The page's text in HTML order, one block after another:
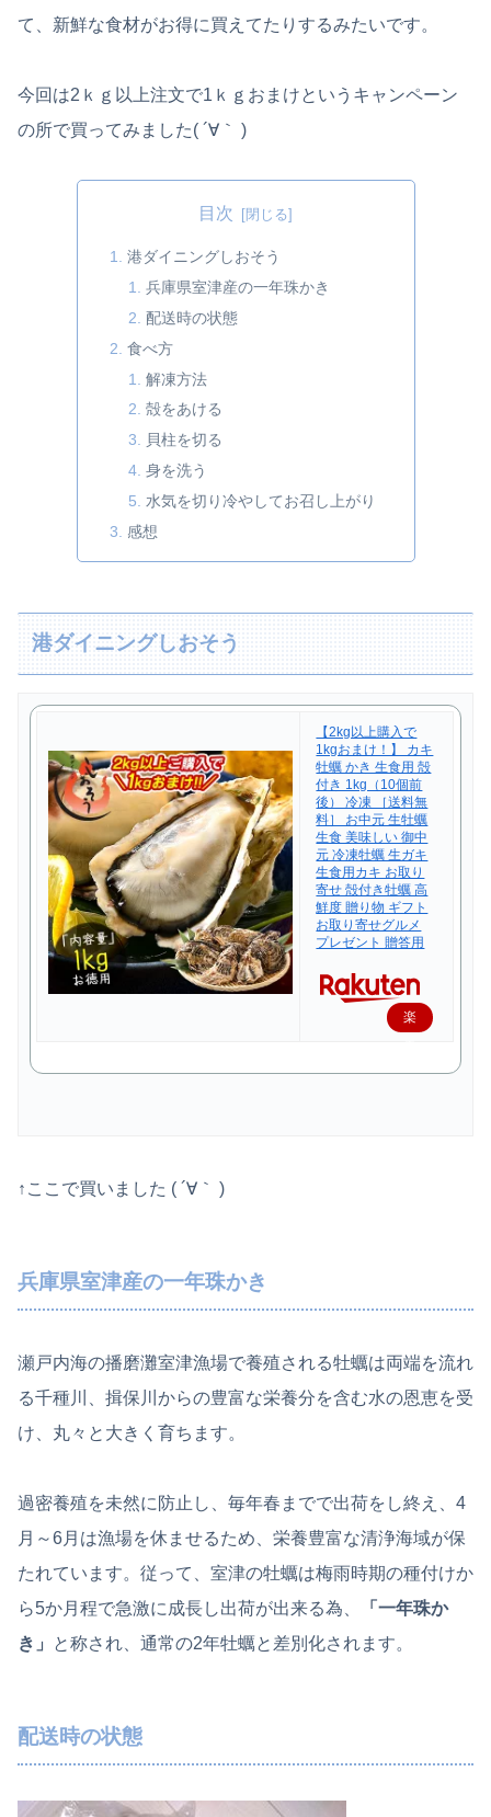
て、新鮮な食材がお得に買えてたりするみたいです。
今回は2ｋｇ以上注文で1ｋｇおまけというキャンペーン
の所で買ってみました( ´∀｀ )
目次
港ダイニングしおそう
兵庫県室津産の一年珠かき
配送時の状態
食べ方
解凍方法
殻をあける
貝柱を切る
身を洗う
水気を切り冷やしてお召し上がり
感想
港ダイニングしおそう
【2kg以上購入で
1kgおまけ！】 カキ
牡蠣 かき 生食用 殻
付き 1kg（10個前
後） 冷凍 ［送料無
料］ お中元 生牡蠣
生食 美味しい 御中
元 冷凍牡蠣 生ガキ
生食用カキ お取り
寄せ 殻付き牡蠣 高
鮮度 贈り物 ギフト
お取り寄せグルメ
プレゼント 贈答用
楽
で
↑ここで買いました ( ´∀｀ )
兵庫県室津産の一年珠かき
瀬戸内海の播磨灘室津漁場で養殖される牡蠣は両端を流れ
る千種川、揖保川からの豊富な栄養分を含む水の恩恵を受
け、丸々と大きく育ちます。
過密養殖を未然に防止し、毎年春までで出荷をし終え、4
月～6月は漁場を休ませるため、栄養豊富な清浄海域が保
たれています。従って、室津の牡蠣は梅雨時期の種付けか
ら5か月程で急激に成長し出荷が出来る為、
「一年珠か
き」
と称され、通常の2年牡蠣と差別化されます。
配送時の状態